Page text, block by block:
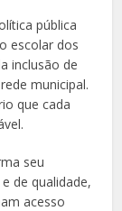
pública
escolar dos
inclusão de
municipal.
que cada
seu
de qualidade,
acesso